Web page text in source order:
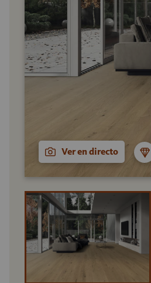
Ver en directo